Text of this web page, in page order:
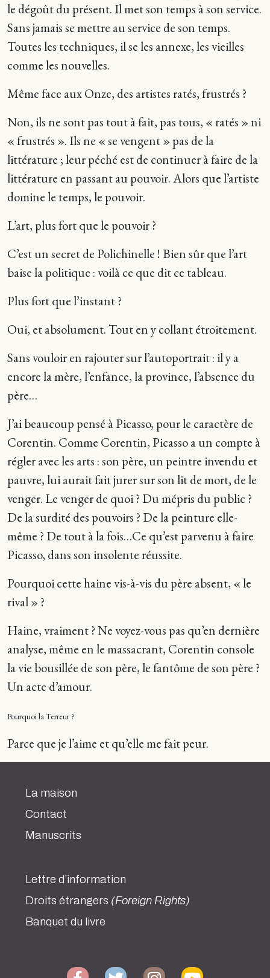
le dégoût du présent. Il met son temps à son service.
Sans jamais se mettre au service de son temps.
Toutes les techniques, il se les annexe, les vieilles
comme les nouvelles.
Même face aux Onze, des artistes ratés, frustrés ?
Non, ils ne sont pas tout à fait, pas tous, « ratés » ni
« frustrés ». Ils ne « se vengent » pas de la
littérature ; leur péché est de continuer à faire de la
littérature en passant au pouvoir. Alors que l’artiste
domine le temps, le pouvoir.
L’art, plus fort que le pouvoir ?
C’est un secret de Polichinelle ! Bien sûr que l’art
baise la politique : voilà ce que dit ce tableau.
Plus fort que l’instant ?
Oui, et absolument. Tout en y collant étroitement.
Sans vouloir en rajouter sur l’autoportrait : il y a
encore la mère, l’enfance, la province, l’absence du
père…
J’ai beaucoup pensé à Picasso, pour le caractère de
Corentin. Comme Corentin, Picasso a un compte à
régler avec les arts : son père, un peintre invendu et
pauvre, lui aurait fait jurer sur son lit de mort, de le
venger. Le venger de quoi ? Du mépris du public ?
De la surdité des pouvoirs ? De la peinture elle-
même ? De tout à la fois…Ce qu’est parvenu à faire
Picasso, dans son insolente réussite.
Pourquoi cette haine vis-à-vis du père absent, « le
rival » ?
Haine, vraiment ? Ne voyez-vous pas qu’en dernière
analyse, même en le massacrant, Corentin console
la vie bousillée de son père, le fantôme de son père ?
Un acte d’amour.
Pourquoi la Terreur ?
Parce que je l’aime et qu’elle me fait peur.
La maison
Contact
Manuscrits
Lettre d’information
Droits étrangers (Foreign Rights)
Banquet du livre